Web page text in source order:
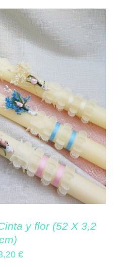
y flor (52 X 3,2
€